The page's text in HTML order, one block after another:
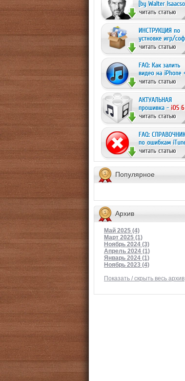
Популярное
Архив
Май 2025 (4)
Март 2025 (1)
Ноябрь 2024 (3)
Апрель 2024 (1)
Январь 2024 (1)
Ноябрь 2023 (4)
Показать / скрыть весь архив